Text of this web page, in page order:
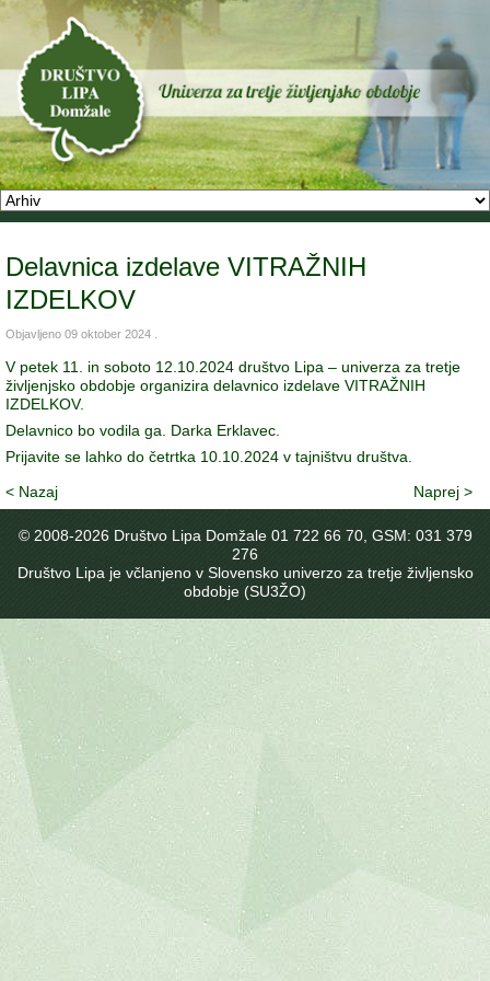
Delavnica izdelave VITRAŽNIH
IZDELKOV
Objavljeno 09 oktober 2024
V petek 11. in soboto 12.10.2024 društvo Lipa – univerza za tretje
življenjsko obdobje organizira delavnico izdelave VITRAŽNIH
IZDELKOV.
Delavnico bo vodila ga. Darka Erklavec.
Prijavite se lahko do četrtka 10.10.2024 v tajništvu društva.
< Nazaj
Naprej >
© 2008-2026 Društvo Lipa Domžale 01 722 66 70, GSM: 031 379
276
Društvo Lipa je včlanjeno v Slovensko univerzo za tretje življensko
obdobje (SU3ŽO)